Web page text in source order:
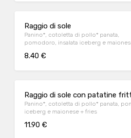
Raggio di sole
Panino*, cotoletta di pollo* panata,
pomodoro, insalata iceberg e
8.40 €
Raggio di sole con patatine
Panino*, cotoletta di pollo* panata,
iceberg e maionese + fries
11.90 €